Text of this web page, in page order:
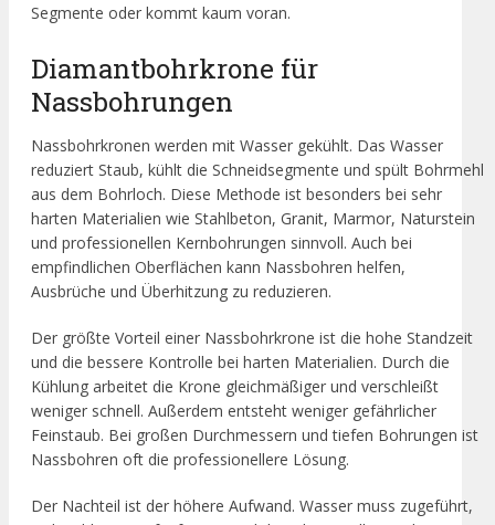
Segmente oder kommt kaum voran.
Diamantbohrkrone für
Nassbohrungen
Nassbohrkronen werden mit Wasser gekühlt. Das Wasser
reduziert Staub, kühlt die Schneidsegmente und spült Bohrmehl
aus dem Bohrloch. Diese Methode ist besonders bei sehr
harten Materialien wie Stahlbeton, Granit, Marmor, Naturstein
und professionellen Kernbohrungen sinnvoll. Auch bei
empfindlichen Oberflächen kann Nassbohren helfen,
Ausbrüche und Überhitzung zu reduzieren.
Der größte Vorteil einer Nassbohrkrone ist die hohe Standzeit
und die bessere Kontrolle bei harten Materialien. Durch die
Kühlung arbeitet die Krone gleichmäßiger und verschleißt
weniger schnell. Außerdem entsteht weniger gefährlicher
Feinstaub. Bei großen Durchmessern und tiefen Bohrungen ist
Nassbohren oft die professionellere Lösung.
Der Nachteil ist der höhere Aufwand. Wasser muss zugeführt,